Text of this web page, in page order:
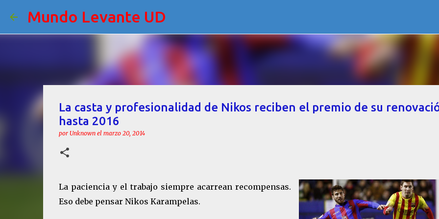
Mundo Levante UD
La casta y profesionalidad de Nikos reciben el premio de su
hasta 2016
por Unknown el marzo 20, 2014
La paciencia y el trabajo siempre acarrean recompensas.
Eso debe pensar Nikos Karampelas.